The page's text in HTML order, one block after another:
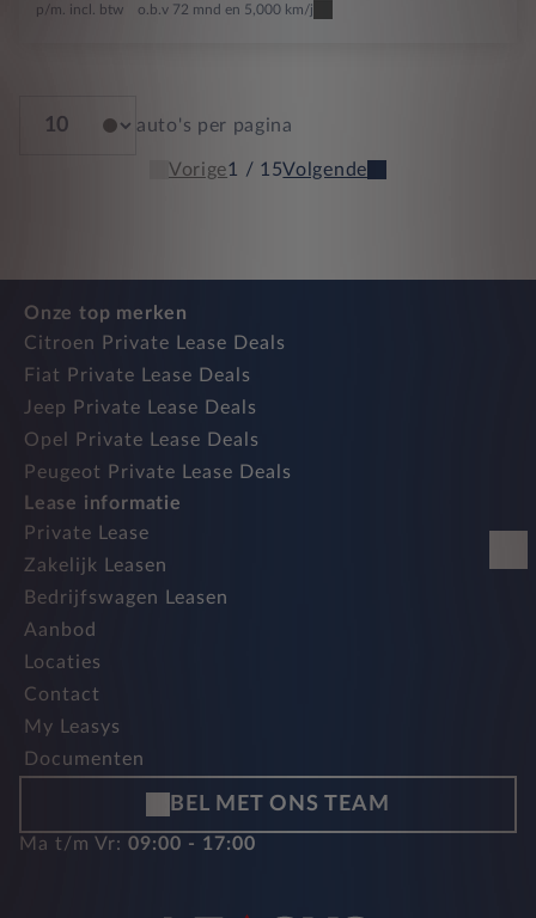
p/m. incl. btw o.b.v 72 mnd en 5,000 km/j
auto's per pagina
Vorige1 / 15Volgende
Onze top merken
Citroen Private Lease Deals
Fiat Private Lease Deals
Jeep Private Lease Deals
Opel Private Lease Deals
Peugeot Private Lease Deals
Lease informatie
Private Lease
Zakelijk Leasen
Bedrijfswagen Leasen
Aanbod
Locaties
Contact
My Leasys
Documenten
BEL MET ONS TEAM
Ma t/m Vr: 09:00 - 17:00